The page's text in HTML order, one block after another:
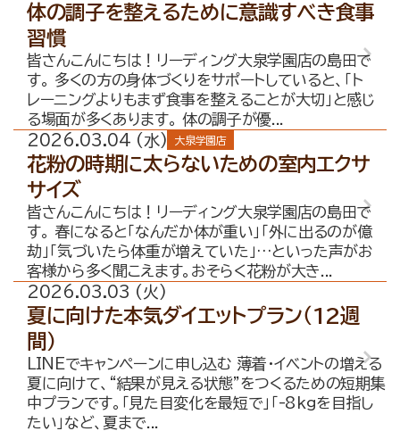
体の調子を整えるために意識すべき食事
習慣
皆さんこんにちは！リーディング大泉学園店の島田で
す。 多くの方の身体づくりをサポートしていると、「ト
レーニングよりもまず食事を整えることが大切」と感じ
る場面が多くあります。 体の調子が優...
2026.03.04 (水) 大泉学園店
花粉の時期に太らないための室内エクサ
サイズ
皆さんこんにちは！リーディング大泉学園店の島田で
す。 春になると「なんだか体が重い」「外に出るのが億
劫」「気づいたら体重が増えていた」…といった声がお
客様から多く聞こえます。おそらく花粉が大き...
2026.03.03 (火)
夏に向けた本気ダイエットプラン（12週
間）
LINEでキャンペーンに申し込む 薄着・イベントの増える
夏に向けて、“結果が見える状態”をつくるための短期集
中プランです。「見た目変化を最短で」「-8kgを目指し
たい」など、夏まで...